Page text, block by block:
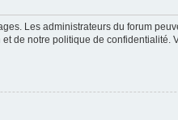
Les administrateurs du forum
de notre politique de